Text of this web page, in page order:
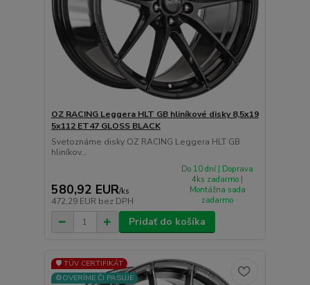
OZ RACING Leggera HLT GB hliníkové disky 8,5x19
5x112 ET47 GLOSS BLACK
Svetoznáme disky OZ RACING Leggera HLT GB
hliníkov...
580,92 EUR/ks
472,29 EUR bez DPH
Do 10 dní | Doprava
4ks zadarmo |
Montážna sada
zadarmo
Pridať do košíka
🛡️ TÜV CERTIFIKÁT
⚙️OVERÍME ČI PASUJE